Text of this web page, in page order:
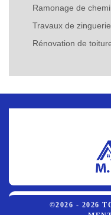
Ramonage de
Travaux de
Rénovation de
©2026 - 2026